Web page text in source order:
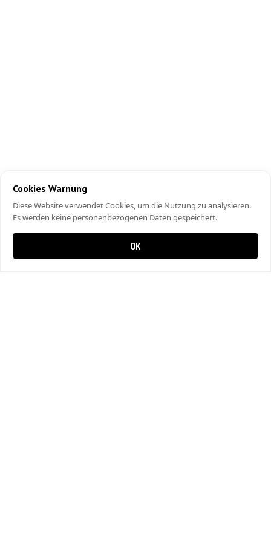
Cookies Warnung
Diese Website verwendet Cookies, um die Nutzung zu analysieren.
Es werden keine personenbezogenen Daten gespeichert.
OK